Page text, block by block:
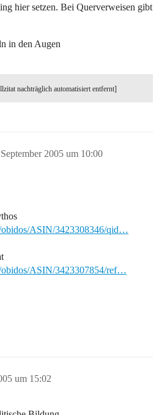
hier setzen. Bei Querverweisen gibt
in den Augen
nachträglich automatisiert entfernt]
2005 um 10:00
obidos/ASIN/3423308346/qid…
obidos/ASIN/3423307854/ref…
um 15:02